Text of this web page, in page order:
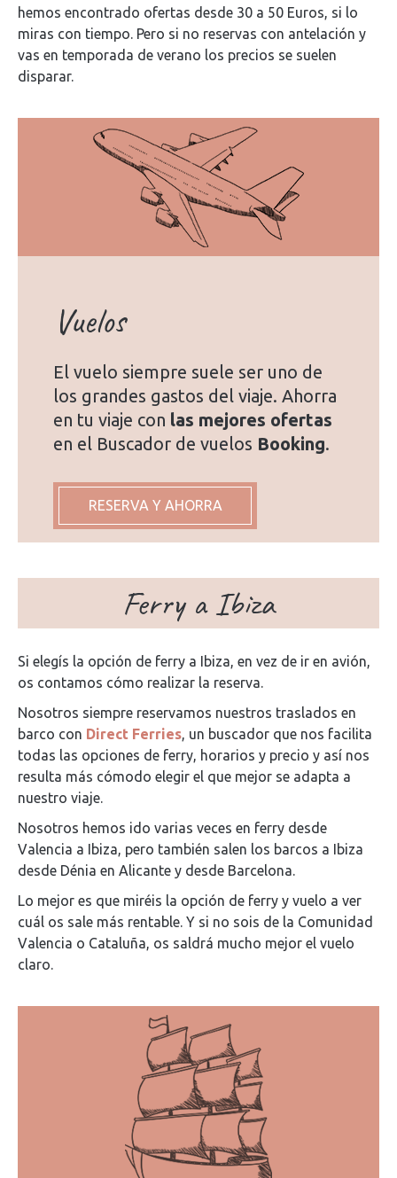
hemos encontrado ofertas desde 30 a 50 Euros, si lo
miras con tiempo. Pero si no reservas con antelación y
vas en temporada de verano los precios se suelen
disparar.
Vuelos
El vuelo siempre suele ser uno de
los grandes gastos del viaje. Ahorra
en tu viaje con las mejores ofertas
en el Buscador de vuelos Booking.
RESERVA Y AHORRA
Ferry a Ibiza
Si elegís la opción de ferry a Ibiza, en vez de ir en avión,
os contamos cómo realizar la reserva.
Nosotros siempre reservamos nuestros traslados en
barco con Direct Ferries, un buscador que nos facilita
todas las opciones de ferry, horarios y precio y así nos
resulta más cómodo elegir el que mejor se adapta a
nuestro viaje.
Nosotros hemos ido varias veces en ferry desde
Valencia a Ibiza, pero también salen los barcos a Ibiza
desde Dénia en Alicante y desde Barcelona.
Lo mejor es que miréis la opción de ferry y vuelo a ver
cuál os sale más rentable. Y si no sois de la Comunidad
Valencia o Cataluña, os saldrá mucho mejor el vuelo
claro.